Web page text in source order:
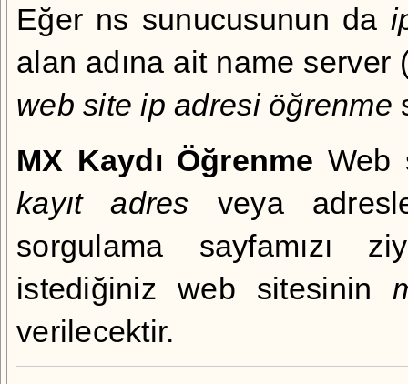
Eğer ns sunucusunun da
alan adına ait name server
web site ip adresi öğrenme
MX Kaydı Öğrenme Web
kayıt adres veya
sorgulama sayfamızı
istediğiniz web sitesinin
verilecektir.